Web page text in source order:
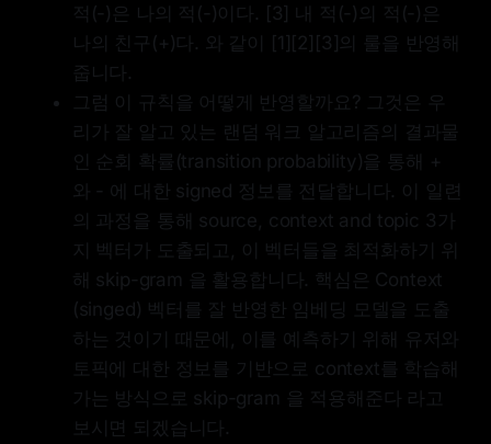
적(-)은 나의 적(-)이다. [3] 내 적(-)의 적(-)은
나의 친구(+)다. 와 같이 [1][2][3]의 룰을 반영해
줍니다.
그럼 이 규칙을 어떻게 반영할까요? 그것은 우
리가 잘 알고 있는 랜덤 워크 알고리즘의 결과물
인 순회 확률(transition probability)을 통해 +
와 - 에 대한 signed 정보를 전달합니다. 이 일련
의 과정을 통해 source, context and topic 3가
지 벡터가 도출되고, 이 벡터들을 최적화하기 위
해 skip-gram 을 활용합니다. 핵심은 Context
(singed) 벡터를 잘 반영한 임베딩 모델을 도출
하는 것이기 때문에, 이를 예측하기 위해 유저와
토픽에 대한 정보를 기반으로 context를 학습해
가는 방식으로 skip-gram 을 적용해준다 라고
보시면 되겠습니다.